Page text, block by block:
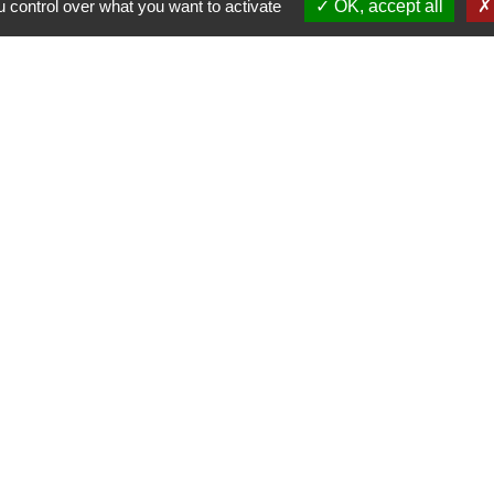
over what you want to activate OK, accept all